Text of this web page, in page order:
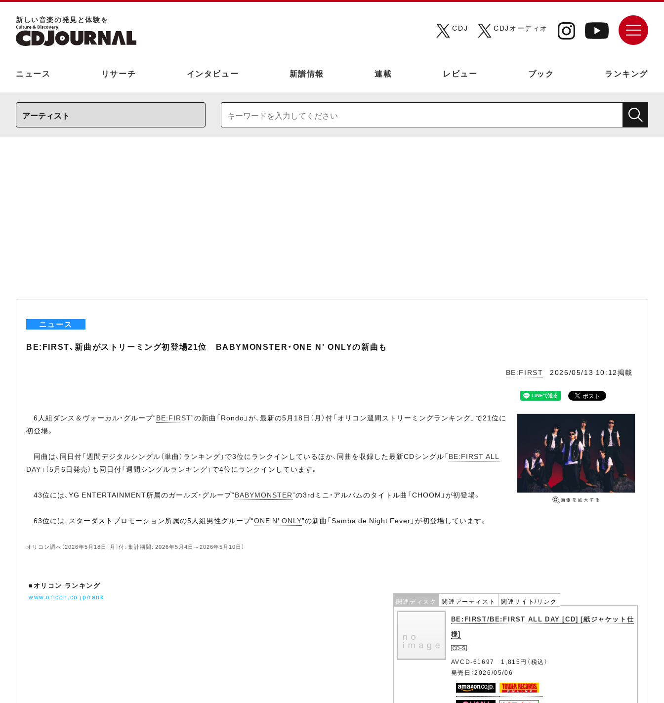
新しい⾳楽の発⾒と体験を
CDJ
CDJオーディオ
ニュース リサーチ インタビュー 新譜情報 連載 レビュー ブック ランキング
ニュース
BE:FIRST、新曲がストリーミング初登場21位 BABYMONSTER・ONE N’ ONLYの新曲も
BE:FIRST 2026/05/13 10:12掲載
6人組ダンス＆ヴォーカル・グループ“BE:FIRST”の新曲「Rondo」が、最新の5月18日（月）付「オリコン週間ストリーミングランキング」で21位に
初登場。
同曲は、同日付「週間デジタルシングル（単曲）ランキング」で3位にランクインしているほか、同曲を収録した最新CDシングル「BE:FIRST ALL
DAY 」（5月6日発売）も同日付「週間シングルランキング」で4位にランクインしています。
43位には、YG ENTERTAINMENT所属のガールズ・グループ“BABYMONSTER”の3rdミニ・アルバムのタイトル曲「CHOOM」が初登場。
63位には、スターダストプロモーション所属の5人組男性グループ“ONE N' ONLY”の新曲「Samba de Night Fever」が初登場しています。
オリコン調べ（2026年5月18日［月］付: 集計期間: 2026年5月4日～2026年5月10日）
関連ディスク 関連アーティスト 関連サイト/リンク
BE:FIRST/BE:FIRST ALL DAY [CD] [紙ジャケット仕
様]
AVCD-61697 1,815円（税込）
発売日：2026/05/06
■オリコン ランキング
www.oricon.co.jp/rank